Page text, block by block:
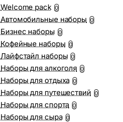
Welcome pack 0
Автомобильные наборы 0
Бизнес наборы 0
Кофейные наборы 0
Лайфстайл наборы 0
Наборы для алкоголя 0
Наборы для отдыха 0
Наборы для путешествий 0
Наборы для спорта 0
Наборы для сыра 0